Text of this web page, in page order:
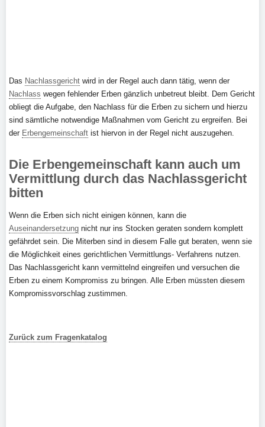
Das Nachlassgericht wird in der Regel auch dann tätig, wenn der
Nachlass wegen fehlender Erben gänzlich unbetreut bleibt. Dem Gericht
obliegt die Aufgabe, den Nachlass für die Erben zu sichern und hierzu
sind sämtliche notwendige Maßnahmen vom Gericht zu ergreifen. Bei
der Erbengemeinschaft ist hiervon in der Regel nicht auszugehen.
Die Erbengemeinschaft kann auch um
Vermittlung durch das Nachlassgericht
bitten
Wenn die Erben sich nicht einigen können, kann die
Auseinandersetzung nicht nur ins Stocken geraten sondern komplett
gefährdet sein. Die Miterben sind in diesem Falle gut beraten, wenn sie
die Möglichkeit eines gerichtlichen Vermittlungs- Verfahrens nutzen.
Das Nachlassgericht kann vermittelnd eingreifen und versuchen die
Erben zu einem Kompromiss zu bringen. Alle Erben müssten diesem
Kompromissvorschlag zustimmen.
Zurück zum Fragenkatalog